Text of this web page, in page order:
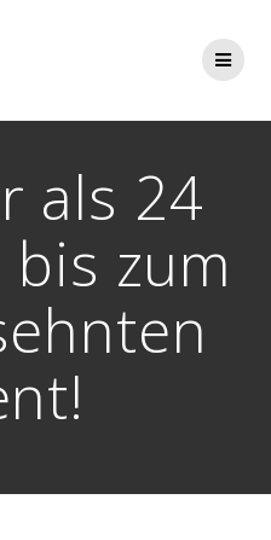
als 24
zum